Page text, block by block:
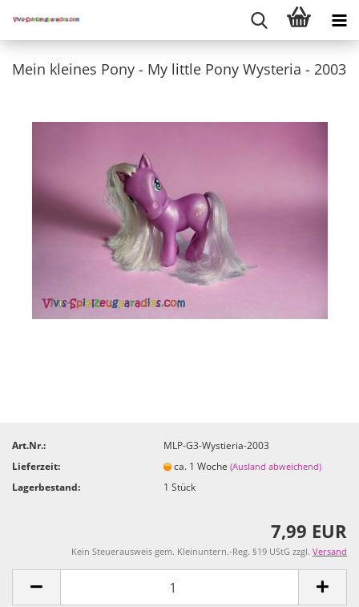
Mein kleines Pony - My little Pony Wysteria - 2003
Art.Nr.:
MLP-G3-Wystieria-2003
Lieferzeit:
ca. 1 Woche(Ausland abweichend)
Lagerbestand: 1Stück
7,99 EUR
Kein Steuerausweis gem. Kleinuntern.-Reg. §19 UStG zzgl. Versand